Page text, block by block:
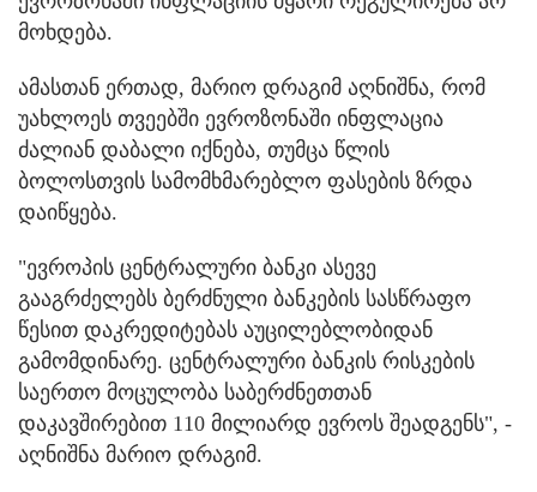
მოხდება.
ამასთან ერთად, მარიო დრაგიმ აღნიშნა, რომ
უახლოეს თვეებში ევროზონაში ინფლაცია
ძალიან დაბალი იქნება, თუმცა წლის
ბოლოსთვის სამომხმარებლო ფასების ზრდა
დაიწყება.
"ევროპის ცენტრალური ბანკი ასევე
გააგრძელებს ბერძნული ბანკების სასწრაფო
წესით დაკრედიტებას აუცილებლობიდან
გამომდინარე. ცენტრალური ბანკის რისკების
საერთო მოცულობა საბერძნეთთან
დაკავშირებით 110 მილიარდ ევროს შეადგენს", -
აღნიშნა მარიო დრაგიმ.